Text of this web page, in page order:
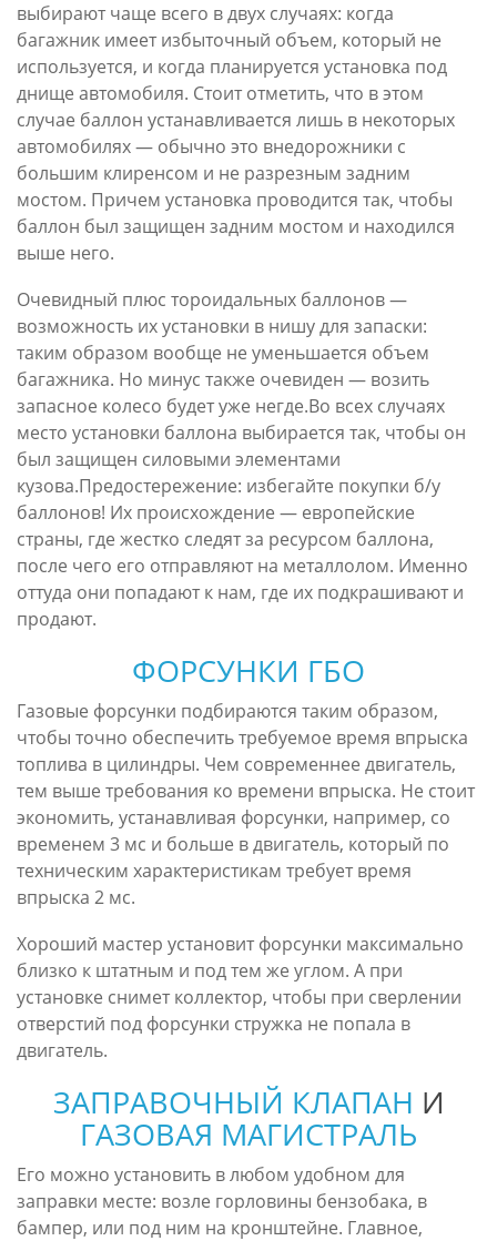
выбирают чаще всего в двух случаях: когда
багажник имеет избыточный объем, который не
используется, и когда планируется установка под
днище автомобиля. Стоит отметить, что в этом
случае баллон устанавливается лишь в некоторых
автомобилях — обычно это внедорожники с
большим клиренсом и не разрезным задним
мостом. Причем установка проводится так, чтобы
баллон был защищен задним мостом и находился
выше него.
Очевидный плюс тороидальных баллонов —
возможность их установки в нишу для запаски:
таким образом вообще не уменьшается объем
багажника. Но минус также очевиден — возить
запасное колесо будет уже негде.Во всех случаях
место установки баллона выбирается так, чтобы он
был защищен силовыми элементами
кузова.Предостережение: избегайте покупки б/у
баллонов! Их происхождение — европейские
страны, где жестко следят за ресурсом баллона,
после чего его отправляют на металлолом. Именно
оттуда они попадают к нам, где их подкрашивают и
продают.
ФОРСУНКИ ГБО
Газовые форсунки подбираются таким образом,
чтобы точно обеспечить требуемое время впрыска
топлива в цилиндры. Чем современнее двигатель,
тем выше требования ко времени впрыска. Не стоит
экономить, устанавливая форсунки, например, со
временем 3 мс и больше в двигатель, который по
техническим характеристикам требует время
впрыска 2 мс.
Хороший мастер установит форсунки максимально
близко к штатным и под тем же углом. А при
установке снимет коллектор, чтобы при сверлении
отверстий под форсунки стружка не попала в
двигатель.
ЗАПРАВОЧНЫЙ КЛАПАН И
ГАЗОВАЯ МАГИСТРАЛЬ
Его можно установить в любом удобном для
заправки месте: возле горловины бензобака, в
бампер, или под ним на кронштейне. Главное,